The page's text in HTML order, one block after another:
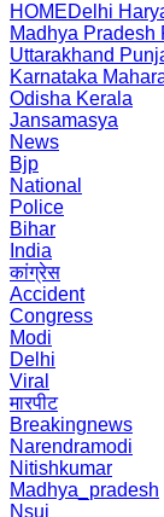
HOMEDelhi
Madhya Pradesh
Uttarakhand
Karnataka
Odisha Kerala
Jansamasya
News
Bjp
National
Police
Bihar
India
कांग्रेस
Accident
Congress
Modi
Delhi
Viral
मारपीट
Breakingnews
Narendramodi
Nitishkumar
Madhya_pradesh
Nsui